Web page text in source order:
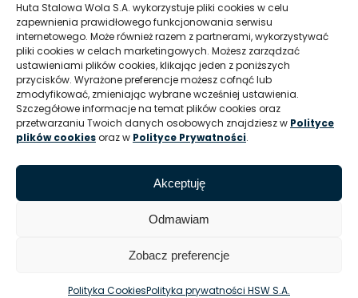
Huta Stalowa Wola S.A. wykorzystuje pliki cookies w celu
zapewnienia prawidłowego funkcjonowania serwisu
internetowego. Może również razem z partnerami, wykorzystywać
pliki cookies w celach marketingowych. Możesz zarządzać
ustawieniami plików cookies, klikając jeden z poniższych
przycisków. Wyrażone preferencje możesz cofnąć lub
zmodyfikować, zmieniając wybrane wcześniej ustawienia.
Szczegółowe informacje na temat plików cookies oraz
przetwarzaniu Twoich danych osobowych znajdziesz w Polityce
plików cookiesoraz w Polityce Prywatności.
Akceptuję
Odmawiam
Zobacz preferencje
Polityka CookiesPolityka prywatności HSW S.A.
38-500 Sanok
REGON Oddziału 830005443-00214
Kontakt dla mediów
T:+48 (15) 813 51 38
E:marketing @ hsw pl
Zasady korzystania z serwisu / Nota prawna